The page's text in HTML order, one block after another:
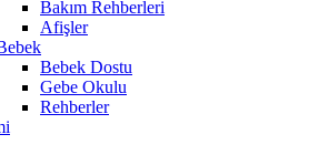
Bakım Rehberleri
Afişler
Bebek Dostu
Gebe Okulu
Rehberler